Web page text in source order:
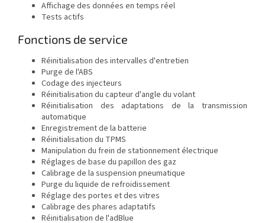
Affichage des données en temps réel
Tests actifs
Fonctions de service
Réinitialisation des intervalles d'entretien
Purge de l'ABS
Codage des injecteurs
Réinitialisation du capteur d'angle du volant
Réinitialisation des adaptations de la transmission
automatique
Enregistrement de la batterie
Réinitialisation du TPMS
Manipulation du frein de stationnement électrique
Réglages de base du papillon des gaz
Calibrage de la suspension pneumatique
Purge du liquide de refroidissement
Réglage des portes et des vitres
Calibrage des phares adaptatifs
Réinitialisation de l'adBlue